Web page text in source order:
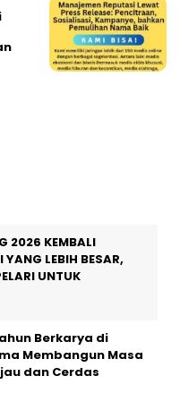
2026 KEMBALI
YANG LEBIH BESAR,
UNTUK
Berkarya di
Membangun Masa
dan Cerdas